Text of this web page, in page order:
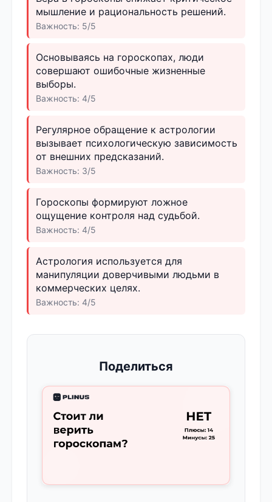
мышление и рациональность решений.
Важность: 5/5
Основываясь на гороскопах, люди
совершают ошибочные жизненные
выборы.
Важность: 4/5
Регулярное обращение к астрологии
вызывает психологическую зависимость
от внешних предсказаний.
Важность: 3/5
Гороскопы формируют ложное
ощущение контроля над судьбой.
Важность: 4/5
Астрология используется для
манипуляции доверчивыми людьми в
коммерческих целях.
Важность: 4/5
Поделиться